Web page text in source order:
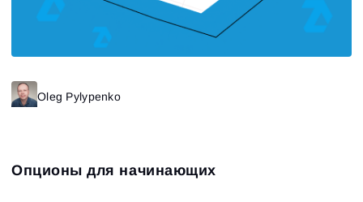
Oleg Pylypenko
Опционы для начинающих